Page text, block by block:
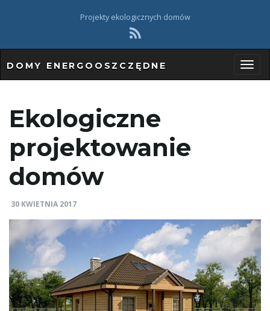
Projekty ekologicznych domów
ł
DOMY ENERGOOSZCZĘDNE
Ekologiczne
projektowanie
domów
30 KWIETNIA 2017